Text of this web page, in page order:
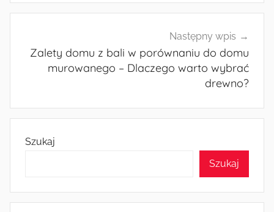
Następny wpis
Zalety domu z bali w porównaniu do domu
murowanego – Dlaczego warto wybrać
drewno?
Szukaj
Szukaj